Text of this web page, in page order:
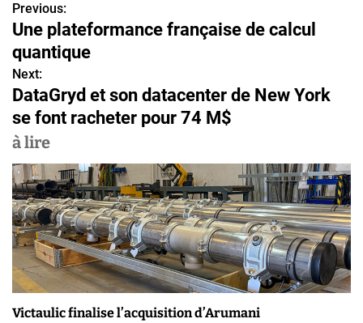
N
a
v
i
g
a
t
i
o
n
Previous:
Une plateformance française de calcul
quantique
Next:
DataGryd et son datacenter de New York
se font racheter pour 74 M$
à lire
Victaulic finalise l’acquisition d’Arumani